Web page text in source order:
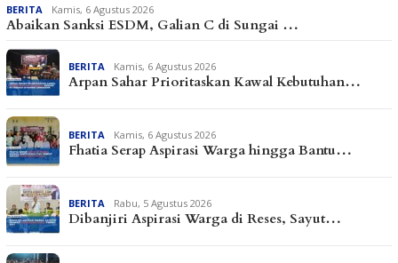
BERITA Kamis, 6 Agustus 2026
Abaikan Sanksi ESDM, Galian C di Sungai …
BERITA Kamis, 6 Agustus 2026
Arpan Sahar Prioritaskan Kawal Kebutuhan…
BERITA Kamis, 6 Agustus 2026
Fhatia Serap Aspirasi Warga hingga Bantu…
BERITA Rabu, 5 Agustus 2026
Dibanjiri Aspirasi Warga di Reses, Sayut…